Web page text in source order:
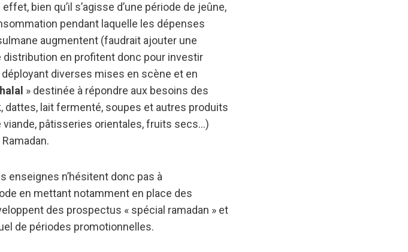
bien qu’il s’agisse d’une période de jeûne,
pendant laquelle les dépenses
augmentent (faudrait ajouter une
distribution en profitent donc pour investir
diverses mises en scène et en
halal » destinée à répondre aux besoins des
lait fermenté, soupes et autres produits
pâtisseries orientales, fruits secs…)
enseignes n’hésitent donc pas à
en mettant notamment en place des
des prospectus « spécial ramadan » et
de périodes promotionnelles.